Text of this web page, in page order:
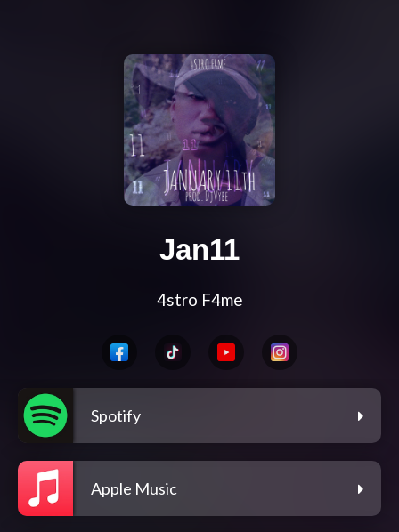
Jan11
4stro F4me
Spotify
Apple Music